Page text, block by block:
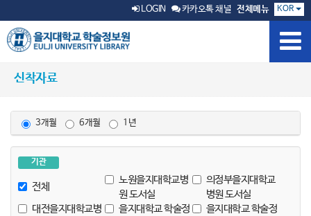
LOGIN 카카오톡 채널 전체메뉴 KOR
신착자료
3개월 6개월 1년
기관
전체
노원을지대학교병
원 도서실
의정부을지대학교
병원 도서실
대전을지대학교병
을지대학교 학술정
을지대학교 학술정